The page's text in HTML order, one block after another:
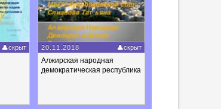
скрыт 20.11.2018 скрыт
Алжирская народная
демократическая республика